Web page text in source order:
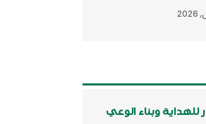
للهداية وبناء الوعي